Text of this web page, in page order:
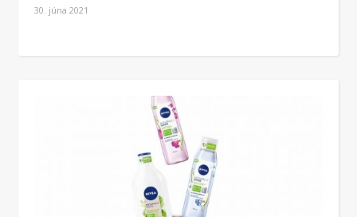
30. júna 2021